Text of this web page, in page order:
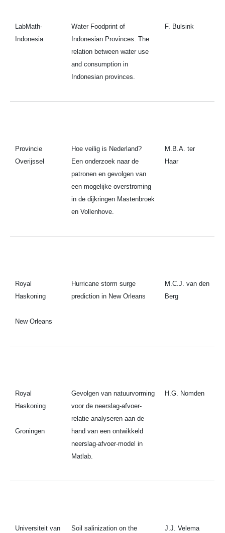
LabMath-
Indonesia
Water Foodprint of
Indonesian Provinces: The
relation between water use
and consumption in
Indonesian provinces.
F. Bulsink
Provincie
Overijssel
Hoe veilig is Nederland?
Een onderzoek naar de
patronen en gevolgen van
een mogelijke overstroming
in de dijkringen Mastenbroek
en Vollenhove.
M.B.A. ter
Haar
Royal
Haskoning
New Orleans
Hurricane storm surge
prediction in New Orleans
M.C.J. van den
Berg
Royal
Haskoning
Groningen
Gevolgen van natuurvorming
voor de neerslag-afvoer-
relatie analyseren aan de
hand van een ontwikkeld
neerslag-afvoer-model in
Matlab.
H.G. Nomden
Universiteit van
Soil salinization on the
J.J. Velema